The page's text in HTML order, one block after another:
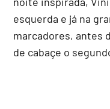
esquerda e já na
marcadores, antes
de cabaçe o